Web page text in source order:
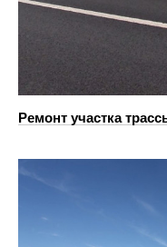
Ремонт участка